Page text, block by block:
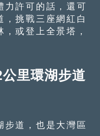
力許可的話，還可
，挑戰三座網紅白
或登上全景塔，
里環湖步道
道，也是大灣區